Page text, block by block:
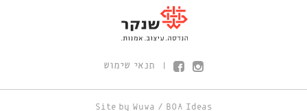
תנאי שימוש
Site by Wuwa / BOA Ideas